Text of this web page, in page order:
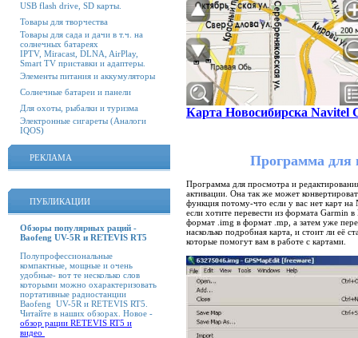
USB flash drive, SD карты.
Товары для творчества
Товары для сада и дачи в т.ч. на
солнечных батареях
IPTV, Miracast, DLNA, AirPlay,
Smart TV приставки и адаптеры.
Элементы питания и аккумуляторы
Солнечные батареи и панели
Для охоты, рыбалки и туризма
Электронные сигареты (Аналоги
IQOS)
РЕКЛАМА
ПУБЛИКАЦИИ
Обзоры популярных раций -
Baofeng UV-5R и RETEVIS RT5
Полупрофессиональные
компактные, мощные и очень
удобные- вот те несколько слов
которыми можно охарактеризовать
портативные радиостанции
Baofeng UV-5R и RETEVIS RT5.
Читайте в наших обзорах. Новое -
обзор рации RETEVIS RT5 и
видео
Карта Новосибирска Navitel
Программа для
Программа для просмотра и
активации. Она так же может
функция потому-что если у вас нет карт
если хотите перевести из формата Garmin
формат .img в формат .mp, а затем уже
насколько подробная карта, и стоит ли её
которые помогут вам в работе с картами.